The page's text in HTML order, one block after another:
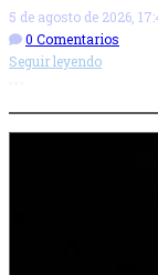
5 de agosto de 2026,
0 Comentarios
Seguir leyendo